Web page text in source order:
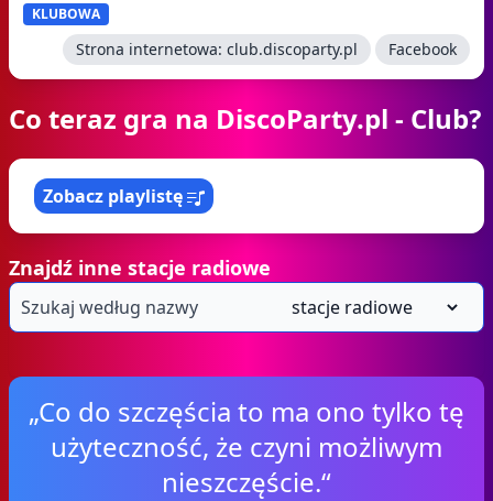
KLUBOWA
Strona internetowa: club.discoparty.pl Facebook
Co teraz gra na DiscoParty.pl - Club?
Zobacz playlistę
Znajdź inne stacje radiowe
„Co do szczęścia to ma ono tylko tę
użyteczność, że czyni możliwym
nieszczęście.“